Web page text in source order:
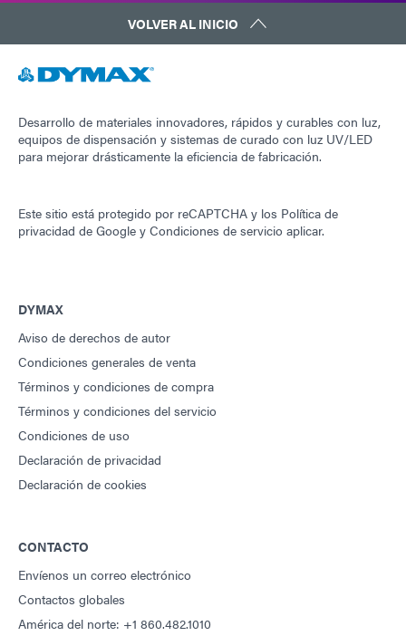
VOLVER AL INICIO
Desarrollo de materiales innovadores, rápidos y curables con luz,
equipos de dispensación y sistemas de curado con luz UV/LED
para mejorar drásticamente la eficiencia de fabricación.
Este sitio está protegido por reCAPTCHA y los Política de
privacidad de Google y Condiciones de servicio aplicar.
DYMAX
Aviso de derechos de autor
Condiciones generales de venta
Términos y condiciones de compra
Términos y condiciones del servicio
Condiciones de uso
Declaración de privacidad
Declaración de cookies
CONTACTO
Envíenos un correo electrónico
Contactos globales
América del norte: +1 860.482.1010